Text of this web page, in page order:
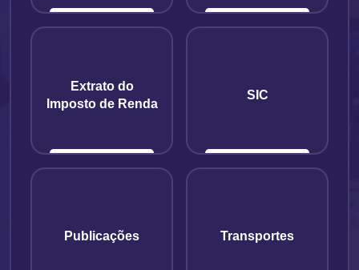
Extrato do
Imposto de Renda
SIC
Publicações Transportes